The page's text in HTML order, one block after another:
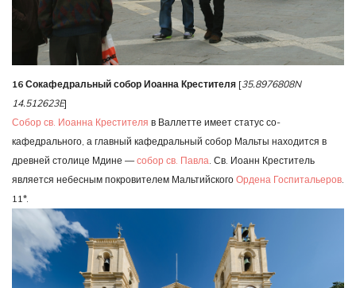
16 Сокафедральный собор Иоанна Крестителя [35.8976808N
14.512623E]
Собор св. Иоанна Крестителя в Валлетте имеет статус со-
кафедрального, а главный кафедральный собор Мальты находится в
древней столице Мдине — собор св. Павла . Св. Иоанн Креститель
является небесным покровителем Мальтийского Ордена Госпитальеров
11*.